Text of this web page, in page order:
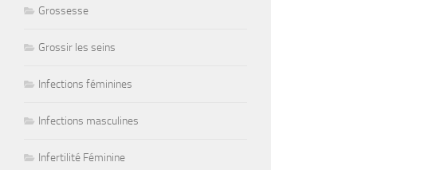
Grossesse
Grossir les seins
Infections féminines
Infections masculines
Infertilité Féminine